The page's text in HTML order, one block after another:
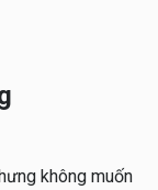
không muốn